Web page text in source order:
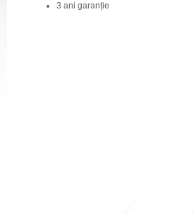
3 ani garanție